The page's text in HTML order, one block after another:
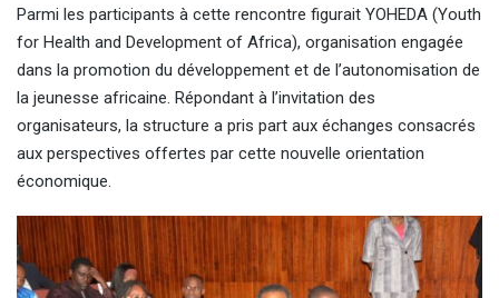
Parmi les participants à cette rencontre figurait YOHEDA (Youth
for Health and Development of Africa), organisation engagée
dans la promotion du développement et de l’autonomisation de
la jeunesse africaine. Répondant à l’invitation des
organisateurs, la structure a pris part aux échanges consacrés
aux perspectives offertes par cette nouvelle orientation
économique.